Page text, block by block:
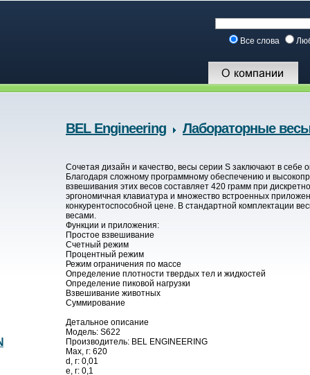
Все слова
BEL Engineering Лабораторные
Сочетая дизайн и качество, весы серии S заключают в себе
Благодаря сложному программному обеспечению и
взвешивания этих весов составляет 420 грамм при
эргономичная клавиатура и множество встроенных
конкурентоспособной цене. В стандартной комплектации
весами.
Функции и приложения:
Простое взвешивание
Счетный режим
Процентный режим
Режим ограничения по массе
Определение плотности твердых тел и жидкостей
Определение пиковой нагрузки
Взвешивание животных
Суммирование
Детальное описание
Модель: S622
Производитель: BEL ENGINEERING
Max, г: 620
d, г: 0,01
e, г: 0,1